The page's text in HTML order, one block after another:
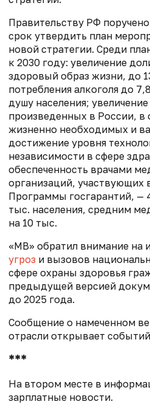
Правительству РФ
срок утвердить план
новой стратегии. Среди
к 2030 году: увеличение
здоровый образ жизни, до
потребления алкоголя до
душу населения;
произведенных в России,
жизненно необходимых и
достижение уровня
независимости в сфере
обеспеченность врачами
организаций, участвующих
Программы госгарантий, —
тыс. населения, средним
на 10 тыс.
«МВ» обратил внимание на
угроз и вызовов
сфере охраны здоровья
предыдущей версией
до 2025 года.
Сообщение о намеченном
отрасли открывает
***
На втором месте в
зарплатные новости.